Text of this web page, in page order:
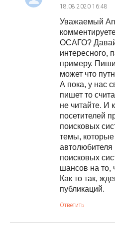
18.08.2020 16:48
Уважаемый
ОСАГО?
интересного,
примеру.
может что
А пока, у нас
пишет то
не читайте. И
посетителей
поисковых
темы,
автолюбителя
поисковых
шансов на то,
Как то так,
публикаций.
Ответить